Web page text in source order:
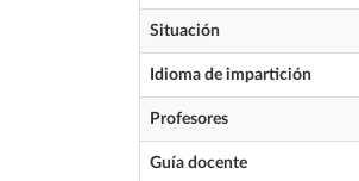
Situación
Idioma de impartición
Profesores
Guía docente